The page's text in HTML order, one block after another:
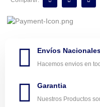
Envíos
Hacemos envios en
Garantia
Nuestros Productos